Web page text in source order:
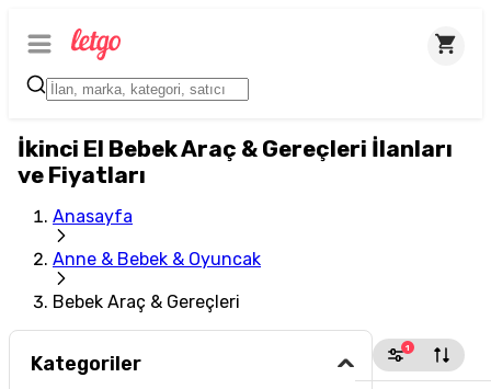
İkinci El Bebek Araç & Gereçleri İlanları
ve Fiyatları
Anasayfa
Anne & Bebek & Oyuncak
Bebek Araç & Gereçleri
Kategoriler
1